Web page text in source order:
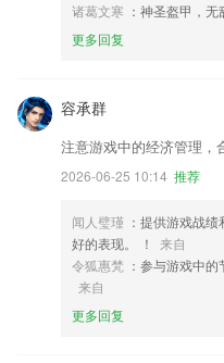
诸葛文寒 ：神圣盔甲，
更多回复
容承群
注意游戏中的经济管理，
2026-06-25 10:14 推荐
闻人璧瑾 ：提供游戏战
好的表现。 ！
来自
令狐惠梵 ：参与游戏中
来自
更多回复